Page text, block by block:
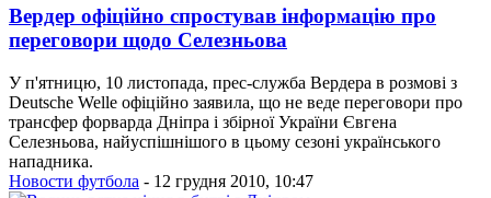
Вердер офіційно спростував інформацію про
переговори щодо Селезньова
У п'ятницю, 10 листопада, прес-служба Вердера в розмові з
Deutsche Welle офіційно заявила, що не веде переговори про
трансфер форварда Дніпра і збірної України Євгена
Селезньова, найуспішнішого в цьому сезоні українського
нападника.
Новости футбола - 12 грудня 2010, 10:47